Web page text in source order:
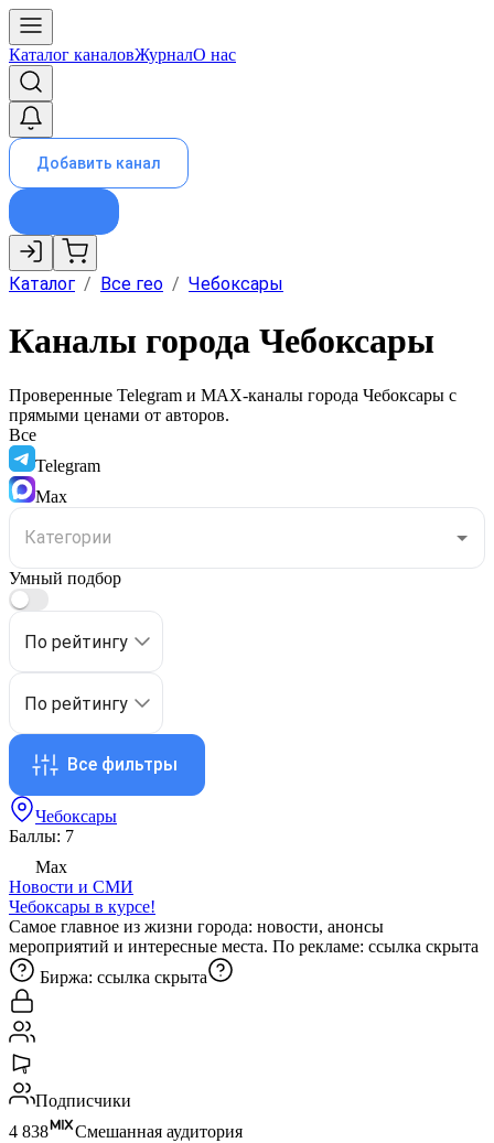
Каталог каналовЖурналО нас
Добавить канал
Каталог / Все гео / Чебоксары
Каналы города Чебоксары
Проверенные Telegram и MAX-каналы города Чебоксары с
прямыми ценами от авторов.
Все
Telegram
Max
Умный подбор
По рейтингу
По рейтингу
Все фильтры
Чебоксары
Баллы: 7
Max
Новости и СМИ
Чебоксары в курсе!
Самое главное из жизни города: новости, анонсы
мероприятий и интересные места. По рекламе: ссылка скрыта
Биржа: ссылка скрыта
Подписчики
4 838
Смешанная аудитория